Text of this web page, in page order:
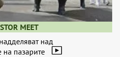
MEET
над
на пазарите